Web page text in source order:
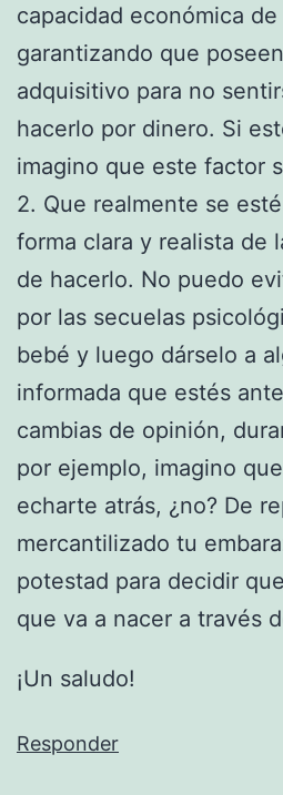
capacidad económica de
garantizando que
adquisitivo para no
hacerlo por dinero. Si
imagino que este factor
2. Que realmente se
forma clara y realista de
de hacerlo. No puedo
por las secuelas
bebé y luego dárselo a
informada que estés
cambias de opinión,
por ejemplo, imagino
echarte atrás, ¿no? De
mercantilizado tu
potestad para decidir
que va a nacer a través
¡Un saludo!
Responder